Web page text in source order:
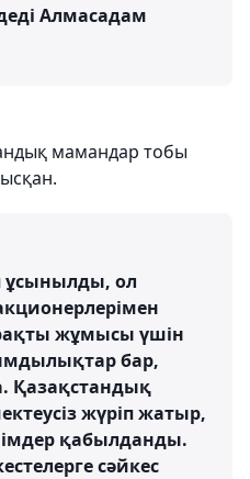
Алмасадам
мамандар тобы
ұсынылды, ол
жұмысы үшін
бар,
Қазақстандық
жүріп жатыр,
қабылданды.
сәйкес